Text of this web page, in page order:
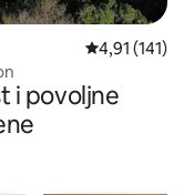
Prosječna
4,91 (141)
i povoljne